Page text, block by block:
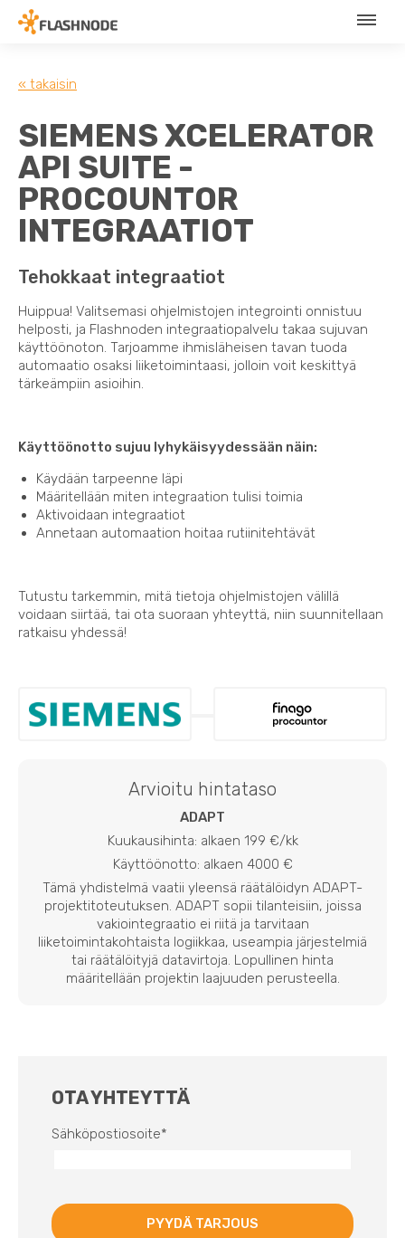
« takaisin
SIEMENS XCELERATOR
API SUITE -
PROCOUNTOR
INTEGRAATIOT
Tehokkaat integraatiot
Huippua! Valitsemasi ohjelmistojen integrointi onnistuu
helposti, ja Flashnoden integraatiopalvelu takaa sujuvan
käyttöönoton. Tarjoamme ihmisläheisen tavan tuoda
automaatio osaksi liiketoimintaasi, jolloin voit keskittyä
tärkeämpiin asioihin.
Käyttöönotto sujuu lyhykäisyydessään näin:
Käydään tarpeenne läpi
Määritellään miten integraation tulisi toimia
Aktivoidaan integraatiot
Annetaan automaation hoitaa rutiinitehtävät
Tutustu tarkemmin, mitä tietoja ohjelmistojen välillä
voidaan siirtää, tai ota suoraan yhteyttä, niin suunnitellaan
ratkaisu yhdessä!
Arvioitu hintataso
ADAPT
Kuukausihinta: alkaen 199 €/kk
Käyttöönotto: alkaen 4000 €
Tämä yhdistelmä vaatii yleensä räätälöidyn ADAPT-
projektitoteutuksen. ADAPT sopii tilanteisiin, joissa
vakiointegraatio ei riitä ja tarvitaan
liiketoimintakohtaista logiikkaa, useampia järjestelmiä
tai räätälöityjä datavirtoja. Lopullinen hinta
määritellään projektin laajuuden perusteella.
OTA YHTEYTTÄ
Sähköpostiosoite*